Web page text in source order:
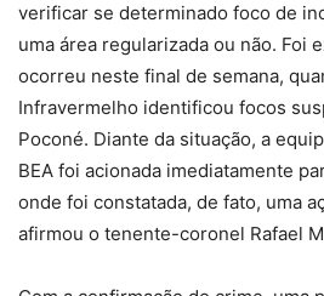
verificar se determinado foco de
uma área regularizada ou não. Foi
ocorreu neste final de semana,
Infravermelho identificou focos
Poconé. Diante da situação, a
BEA foi acionada imediatamente
onde foi constatada, de fato, uma
afirmou o tenente-coronel Rafael